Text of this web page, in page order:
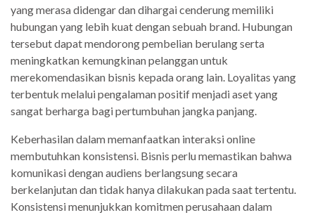
yang merasa didengar dan dihargai cenderung memiliki
hubungan yang lebih kuat dengan sebuah brand. Hubungan
tersebut dapat mendorong pembelian berulang serta
meningkatkan kemungkinan pelanggan untuk
merekomendasikan bisnis kepada orang lain. Loyalitas yang
terbentuk melalui pengalaman positif menjadi aset yang
sangat berharga bagi pertumbuhan jangka panjang.
Keberhasilan dalam memanfaatkan interaksi online
membutuhkan konsistensi. Bisnis perlu memastikan bahwa
komunikasi dengan audiens berlangsung secara
berkelanjutan dan tidak hanya dilakukan pada saat tertentu.
Konsistensi menunjukkan komitmen perusahaan dalam